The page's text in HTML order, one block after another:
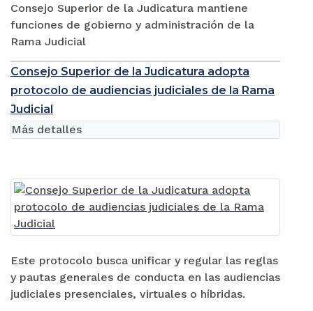
Consejo Superior de la Judicatura mantiene
funciones de gobierno y administración de la
Rama Judicial
Consejo Superior de la Judicatura adopta
protocolo de audiencias judiciales de la Rama
Judicial
Este protocolo busca unificar y regular las reglas
y pautas generales de conducta en las audiencias
judiciales presenciales, virtuales o híbridas.
Más detalles